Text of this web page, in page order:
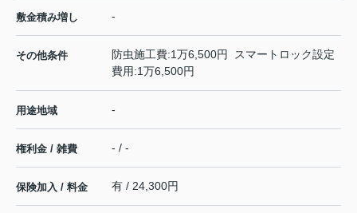
敷金積み増し -
その他条件
防虫施工費:1万6,500円 スマートロック設定
費用:1万6,500円
用途地域 -
権利金 / 雑費 - / -
保険加入 / 料金 有 / 24,300円